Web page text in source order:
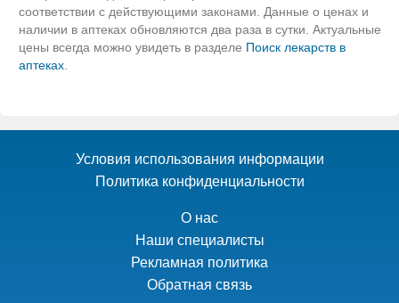
соответствии с действующими законами. Данные о ценах и
наличии в аптеках обновляются два раза в сутки. Актуальные
цены всегда можно увидеть в разделе Поиск лекарств в
аптеках
Условия использования информации
Политика конфиденциальности
О нас
Наши специалисты
Рекламная политика
Обратная связь